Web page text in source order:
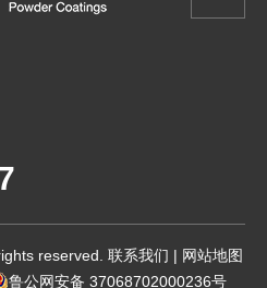
reserved. 联系我们 | 网站地图
鲁公网安备 37068702000236号